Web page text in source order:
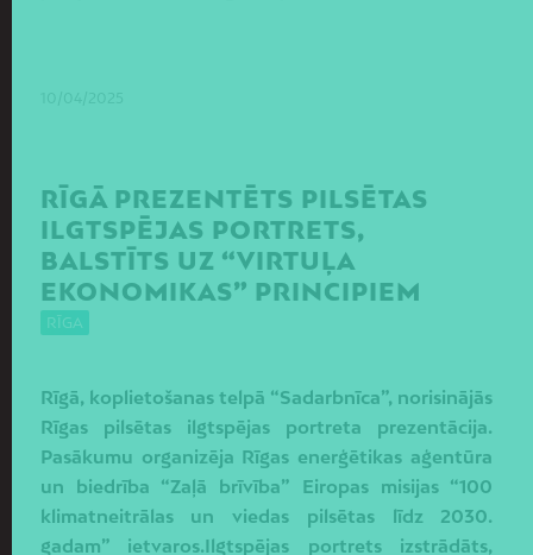
RĪGĀ PREZENTĒTS PILSĒTAS
ILGTSPĒJAS PORTRETS,
BALSTĪTS UZ “VIRTUĻA
EKONOMIKAS” PRINCIPIEM
RĪGA
Rīgā, koplietošanas telpā “Sadarbnīca”, norisinājās
Rīgas pilsētas ilgtspējas portreta prezentācija.
Pasākumu organizēja Rīgas enerģētikas aģentūra
un biedrība “Zaļā brīvība” Eiropas misijas “100
klimatneitrālas un viedas pilsētas līdz 2030.
gadam” ietvaros.Ilgtspējas portrets izstrādāts,